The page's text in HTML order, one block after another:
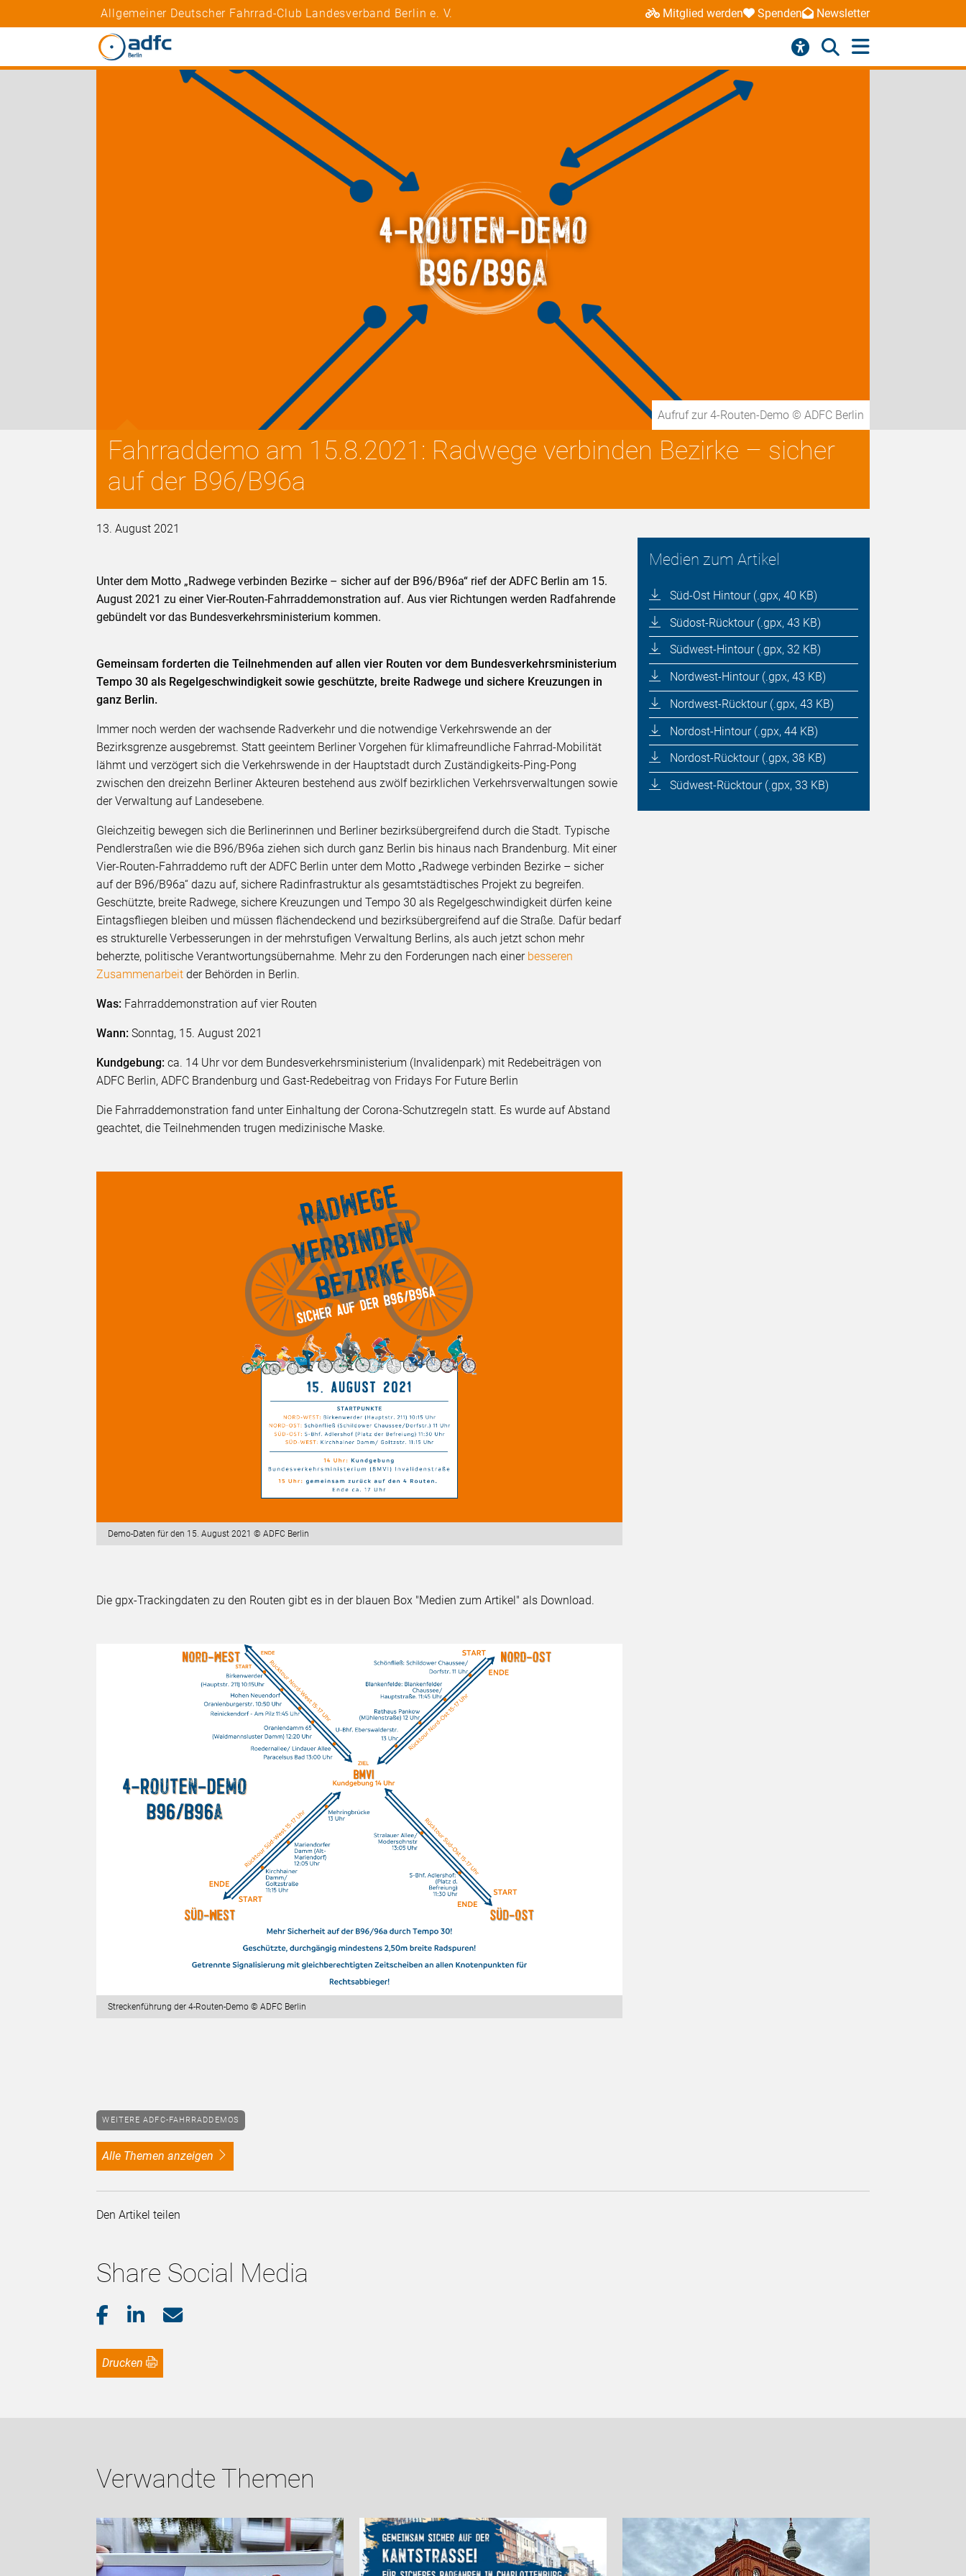
Allgemeiner Deutscher Fahrrad-Club Landesverband Berlin e. V. Mitglied werden Spenden Newsletter
Aufruf zur 4-Routen-Demo © ADFC Berlin
Fahrraddemo am 15.8.2021: Radwege verbinden Bezirke – sicher
auf der B96/B96a
13. August 2021
Medien zum Artikel
Süd-Ost Hintour (.gpx, 40 KB)
Südost-Rücktour (.gpx, 43 KB)
Südwest-Hintour (.gpx, 32 KB)
Nordwest-Hintour (.gpx, 43 KB)
Nordwest-Rücktour (.gpx, 43 KB)
Nordost-Hintour (.gpx, 44 KB)
Nordost-Rücktour (.gpx, 38 KB)
Südwest-Rücktour (.gpx, 33 KB)
Unter dem Motto „Radwege verbinden Bezirke – sicher auf der B96/B96a“ rief der ADFC Berlin am 15.
August 2021 zu einer Vier-Routen-Fahrraddemonstration auf. Aus vier Richtungen werden Radfahrende
gebündelt vor das Bundesverkehrsministerium kommen.
Gemeinsam forderten die Teilnehmenden auf allen vier Routen vor dem Bundesverkehrsministerium
Tempo 30 als Regelgeschwindigkeit sowie geschützte, breite Radwege und sichere Kreuzungen in
ganz Berlin.
Immer noch werden der wachsende Radverkehr und die notwendige Verkehrswende an der
Bezirksgrenze ausgebremst. Statt geeintem Berliner Vorgehen für klimafreundliche Fahrrad-Mobilität
lähmt und verzögert sich die Verkehrswende in der Hauptstadt durch Zuständigkeits-Ping-Pong
zwischen den dreizehn Berliner Akteuren bestehend aus zwölf bezirklichen Verkehrsverwaltungen sowie
der Verwaltung auf Landesebene.
Gleichzeitig bewegen sich die Berlinerinnen und Berliner bezirksübergreifend durch die Stadt. Typische
Pendlerstraßen wie die B96/B96a ziehen sich durch ganz Berlin bis hinaus nach Brandenburg. Mit einer
Vier-Routen-Fahrraddemo ruft der ADFC Berlin unter dem Motto „Radwege verbinden Bezirke – sicher
auf der B96/B96a“ dazu auf, sichere Radinfrastruktur als gesamtstädtisches Projekt zu begreifen.
Geschützte, breite Radwege, sichere Kreuzungen und Tempo 30 als Regelgeschwindigkeit dürfen keine
Eintagsfliegen bleiben und müssen flächendeckend und bezirksübergreifend auf die Straße. Dafür bedarf
es strukturelle Verbesserungen in der mehrstufigen Verwaltung Berlins, als auch jetzt schon mehr
beherzte, politische Verantwortungsübernahme. Mehr zu den Forderungen nach einerbesseren
Zusammenarbeit der Behörden in Berlin.
Was: Fahrraddemonstration auf vier Routen
Wann: Sonntag, 15. August 2021
Kundgebung: ca. 14 Uhr vor dem Bundesverkehrsministerium (Invalidenpark) mit Redebeiträgen von
ADFC Berlin, ADFC Brandenburg und Gast-Redebeitrag von Fridays For Future Berlin
Die Fahrraddemonstration fand unter Einhaltung der Corona-Schutzregeln statt. Es wurde auf Abstand
geachtet, die Teilnehmenden trugen medizinische Maske.
Demo-Daten für den 15. August 2021 © ADFC Berlin
Die gpx-Trackingdaten zu den Routen gibt es in der blauen Box "Medien zum Artikel" als Download.
Streckenführung der 4-Routen-Demo © ADFC Berlin
WEITERE ADFC-FAHRRADDEMOS
alle Themen anzeigen
Den Artikel teilen
Share Social Media
Drucken
Verwandte Themen